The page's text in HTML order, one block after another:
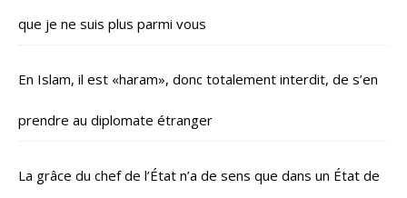
que je ne suis plus parmi vous
En Islam, il est «haram», donc totalement interdit, de s’en
prendre au diplomate étranger
La grâce du chef de l’État n’a de sens que dans un État de